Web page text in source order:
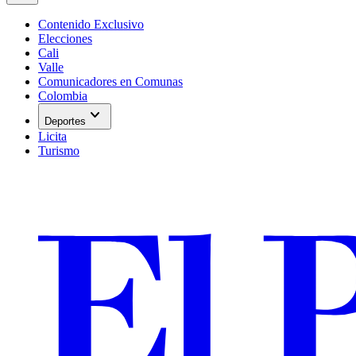
Contenido Exclusivo
Elecciones
Cali
Valle
Comunicadores en Comunas
Colombia
Deportes expand_more
Licita
Turismo